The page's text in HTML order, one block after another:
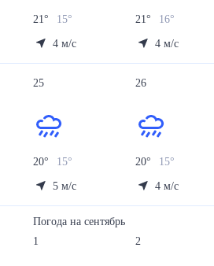
21° 15°
4 м/с
21° 16°
4 м/с
25
20° 15°
5 м/с
26
20° 15°
4 м/с
Погода насентябрь
1
2